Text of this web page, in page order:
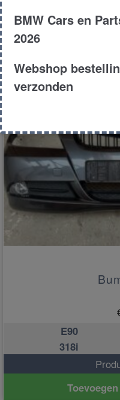
E90
318i
BMW Cars en
2026
Webshop
verzonden